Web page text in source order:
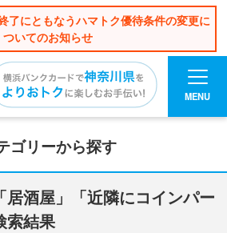
了にともなうハマトク優待条件の変更に
ついてのお知らせ
MENU
ゴリーから探す
居酒屋」「近隣にコインパー
索結果